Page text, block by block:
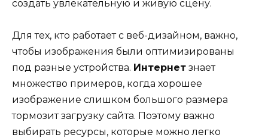
создать увлекательную и живую сцену.
Для тех, кто работает с веб-дизайном, важно,
чтобы изображения были оптимизированы
под разные устройства. Интернет знает
множество примеров, когда хорошее
изображение слишком большого размера
тормозит загрузку сайта. Поэтому важно
выбирать ресурсы, которые можно легко